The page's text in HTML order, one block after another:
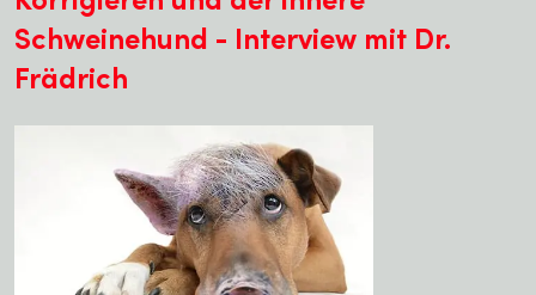
Schweinehund - Interview mit Dr.
Frädrich